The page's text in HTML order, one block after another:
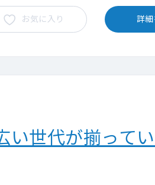
お気に入り 詳
世代が揃って